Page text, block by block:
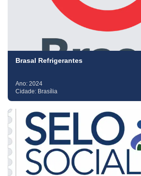
Brasal Refrigerantes
Ano: 2024
Cidade: Brasília